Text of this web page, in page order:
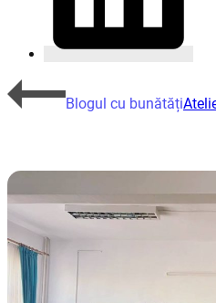
Blogul cu bunătăți